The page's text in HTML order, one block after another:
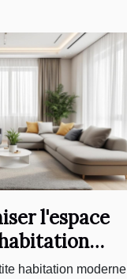
l'espace
habitation moderne